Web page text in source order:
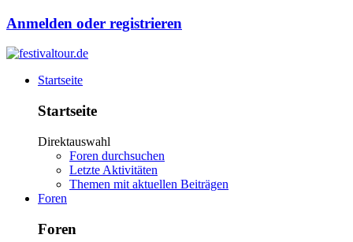
Anmelden oder registrieren
Startseite
Startseite
Direktauswahl
Foren durchsuchen
Letzte Aktivitäten
Themen mit aktuellen Beiträgen
Foren
Foren